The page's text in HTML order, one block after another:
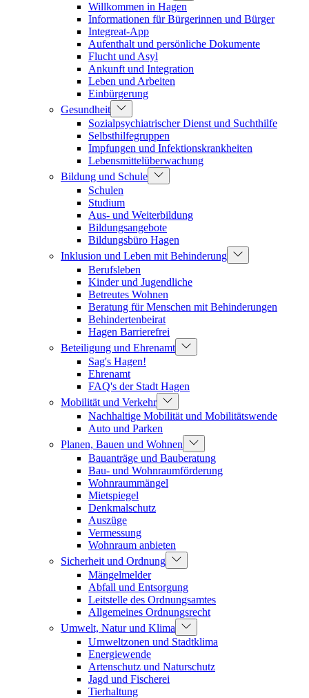
Willkommen in Hagen
Informationen für Bürgerinnen und Bürger
Integreat-App
Aufenthalt und persönliche Dokumente
Flucht und Asyl
Ankunft und Integration
Leben und Arbeiten
Einbürgerung
Gesundheit
Sozialpsychiatrischer Dienst und Suchthilfe
Selbsthilfegruppen
Impfungen und Infektionskrankheiten
Lebensmittelüberwachung
Bildung und Schule
Schulen
Studium
Aus- und Weiterbildung
Bildungsangebote
Bildungsbüro Hagen
Inklusion und Leben mit Behinderung
Berufsleben
Kinder und Jugendliche
Betreutes Wohnen
Beratung für Menschen mit Behinderungen
Behindertenbeirat
Hagen Barrierefrei
Beteiligung und Ehrenamt
Sag's Hagen!
Ehrenamt
FAQ's der Stadt Hagen
Mobilität und Verkehr
Nachhaltige Mobilität und Mobilitätswende
Auto und Parken
Planen, Bauen und Wohnen
Bauanträge und Bauberatung
Bau- und Wohnraumförderung
Wohnraummängel
Mietspiegel
Denkmalschutz
Auszüge
Vermessung
Wohnraum anbieten
Sicherheit und Ordnung
Mängelmelder
Abfall und Entsorgung
Leitstelle des Ordnungsamtes
Allgemeines Ordnungsrecht
Umwelt, Natur und Klima
Umweltzonen und Stadtklima
Energiewende
Artenschutz und Naturschutz
Jagd und Fischerei
Tierhaltung